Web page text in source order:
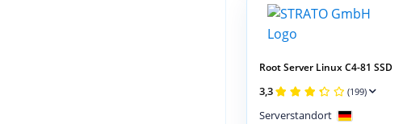
Root Server Linux C4-81 SSD
3,3 (199)
Serverstandort